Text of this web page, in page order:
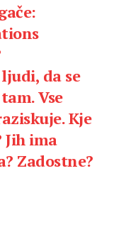
da se
Vse
Kje
ima
Zadostne?